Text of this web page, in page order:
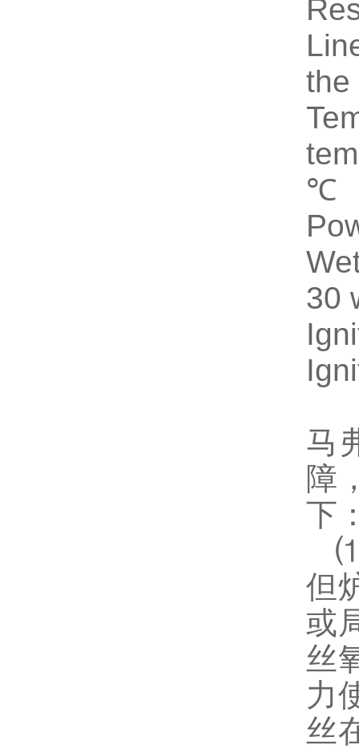
the
℃
30
马
障
下
⑴
但
或
丝
力
丝